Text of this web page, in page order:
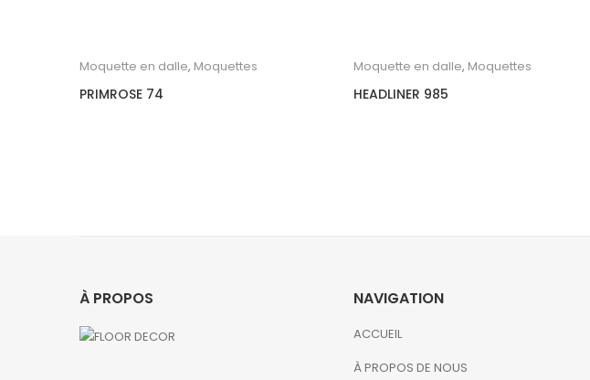
Moquette en dalle, Moquettes
PRIMROSE 74
Moquette en dalle, Moquettes
HEADLINER 985
À PROPOS NAVIGATION
ACCUEIL
À PROPOS DE NOUS